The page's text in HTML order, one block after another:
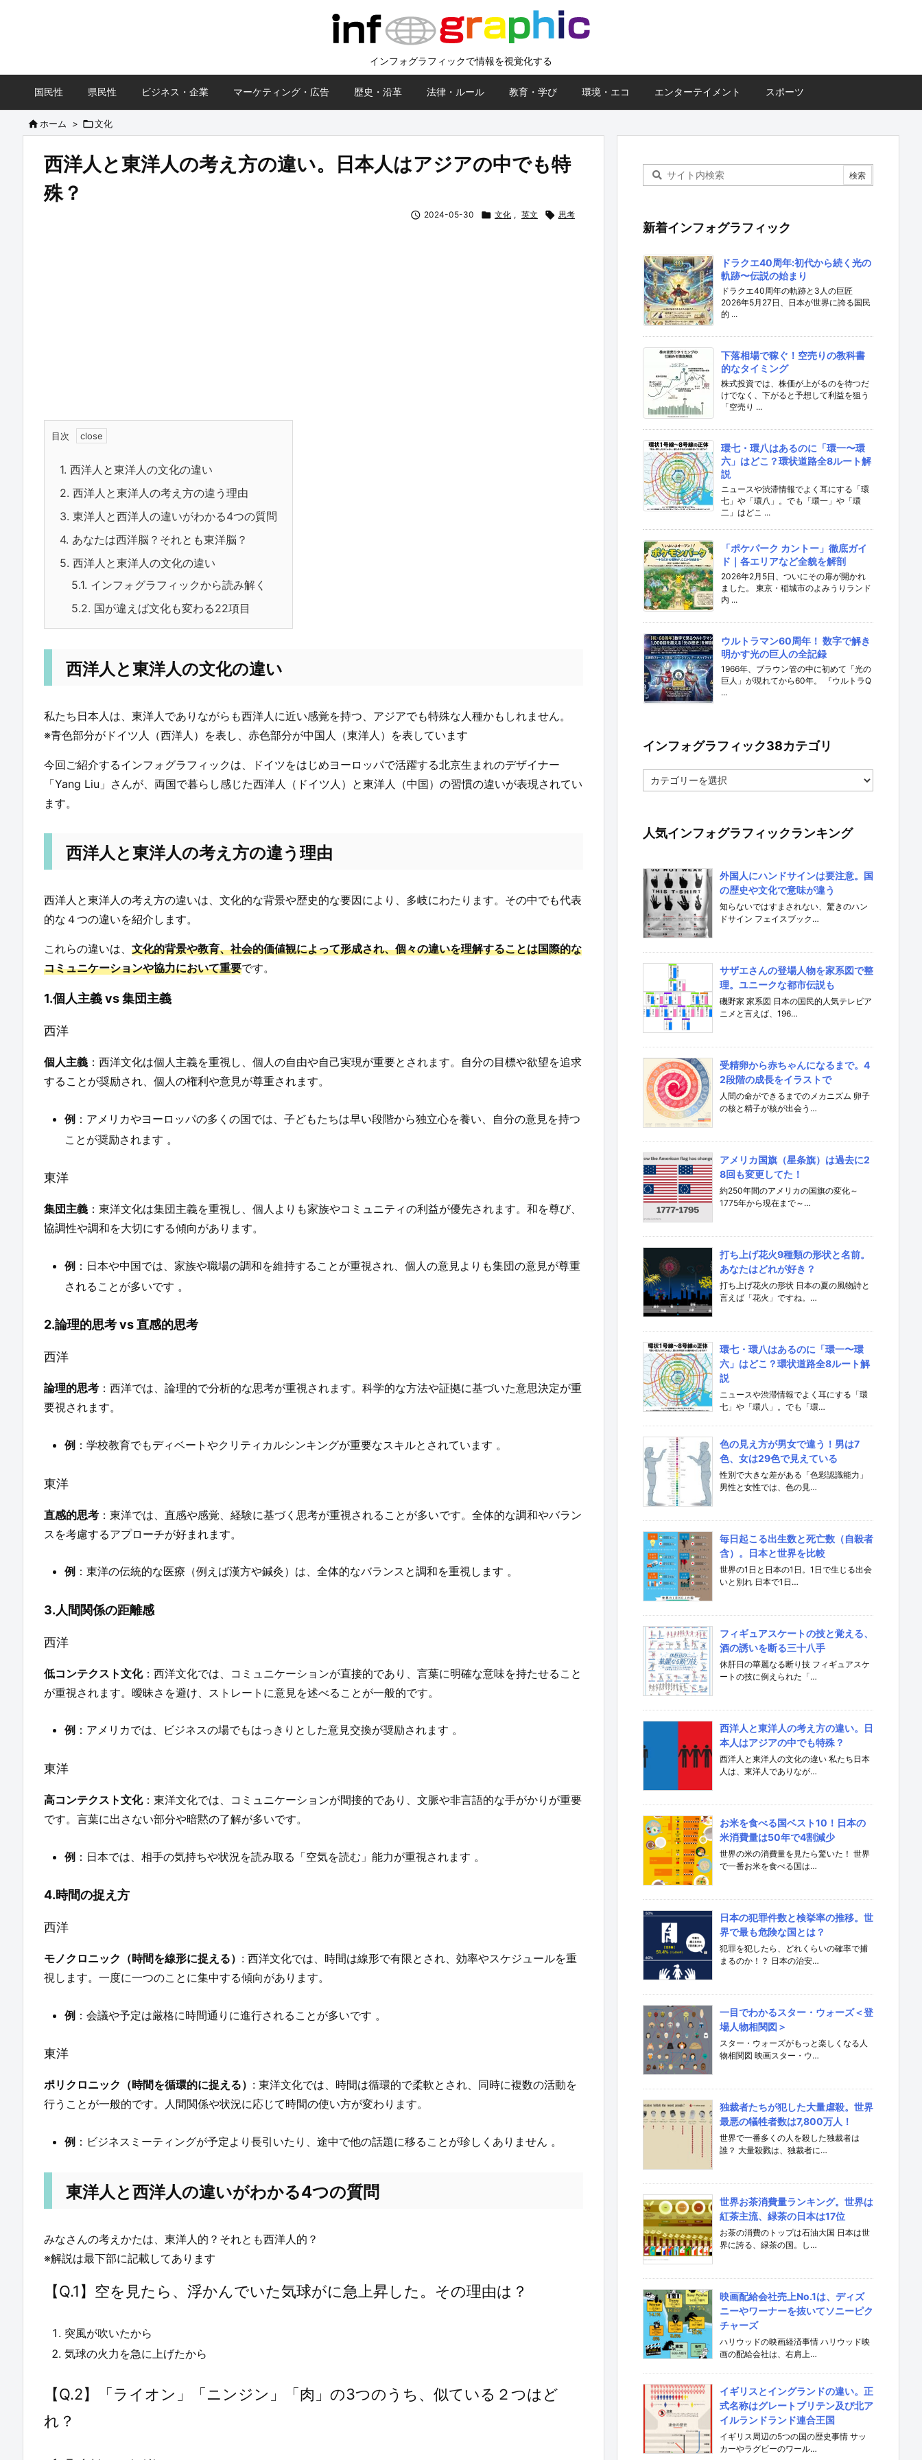
インフォグラフィックで情報を視覚化する
国民性 県民性 ビジネス・企業 マーケティング・広告 歴史・沿革 法律・ルール 教育・学び 環境・エコ エンターテイメント スポーツ
ホーム > 文化
西洋人と東洋人の考え方の違い。日本人はアジアの中でも特
殊？
 2024-05-30  文化 , 英文  思考
目次
1. 西洋人と東洋人の文化の違い
2. 西洋人と東洋人の考え方の違う理由
3. 東洋人と西洋人の違いがわかる4つの質問
4. あなたは西洋脳？それとも東洋脳？
5. 西洋人と東洋人の文化の違い
5.1. インフォグラフィックから読み解く
5.2. 国が違えば文化も変わる22項目
西洋人と東洋人の文化の違い
私たち日本人は、東洋人でありながらも西洋人に近い感覚を持つ、アジアでも特殊な人種かもしれません。
※青色部分がドイツ人（西洋人）を表し、赤色部分が中国人（東洋人）を表しています
今回ご紹介するインフォグラフィックは、ドイツをはじめヨーロッパで活躍する北京生まれのデザイナー
「Yang Liu」さんが、両国で暮らし感じた西洋人（ドイツ人）と東洋人（中国）の習慣の違いが表現されてい
ます。
西洋人と東洋人の考え方の違う理由
西洋人と東洋人の考え方の違いは、文化的な背景や歴史的な要因により、多岐にわたります。その中でも代表
的な４つの違いを紹介します。
これらの違いは、 文化的背景や教育、社会的価値観によって形成され、個々の違いを理解することは国際的な
コミュニケーションや協力において重要です。
1.個人主義 vs 集団主義
西洋
個人主義 ：西洋文化は個人主義を重視し、個人の自由や自己実現が重要とされます。自分の目標や欲望を追求
することが奨励され、個人の権利や意見が尊重されます。
例 ：アメリカやヨーロッパの多くの国では、子どもたちは早い段階から独立心を養い、自分の意見を持つ
ことが奨励されます 。
東洋
集団主義 ：東洋文化は集団主義を重視し、個人よりも家族やコミュニティの利益が優先されます。和を尊び、
協調性や調和を大切にする傾向があります。
例 ：日本や中国では、家族や職場の調和を維持することが重視され、個人の意見よりも集団の意見が尊重
されることが多いです 。
2.論理的思考 vs 直感的思考
西洋
論理的思考 ：西洋では、論理的で分析的な思考が重視されます。科学的な方法や証拠に基づいた意思決定が重
要視されます。
例 ：学校教育でもディベートやクリティカルシンキングが重要なスキルとされています 。
東洋
直感的思考 ：東洋では、直感や感覚、経験に基づく思考が重視されることが多いです。全体的な調和やバラン
スを考慮するアプローチが好まれます。
例 ：東洋の伝統的な医療（例えば漢方や鍼灸）は、全体的なバランスと調和を重視します 。
3.人間関係の距離感
西洋
低コンテクスト文化：西洋文化では、コミュニケーションが直接的であり、言葉に明確な意味を持たせること
が重視されます。曖昧さを避け、ストレートに意見を述べることが一般的です。
例 ：アメリカでは、ビジネスの場でもはっきりとした意見交換が奨励されます 。
東洋
高コンテクスト文化：東洋文化では、コミュニケーションが間接的であり、文脈や非言語的な手がかりが重要
です。言葉に出さない部分や暗黙の了解が多いです。
例 ：日本では、相手の気持ちや状況を読み取る「空気を読む」能力が重視されます 。
4.時間の捉え方
西洋
モノクロニック（時間を線形に捉える） : 西洋文化では、時間は線形で有限とされ、効率やスケジュールを重
視します。一度に一つのことに集中する傾向があります。
例 ：会議や予定は厳格に時間通りに進行されることが多いです 。
東洋
ポリクロニック（時間を循環的に捉える） : 東洋文化では、時間は循環的で柔軟とされ、同時に複数の活動を
行うことが一般的です。人間関係や状況に応じて時間の使い方が変わります。
例 ：ビジネスミーティングが予定より長引いたり、途中で他の話題に移ることが珍しくありません 。
東洋人と西洋人の違いがわかる4つの質問
みなさんの考えかたは、東洋人的？それとも西洋人的？
※解説は最下部に記載してあります
【Q.1】空を見たら、浮かんでいた気球がに急上昇した。その理由は？
突風が吹いたから
気球の火力を急に上げたから
【Q.2】「ライオン」「ニンジン」「肉」の3つのうち、似ている２つはど
れ？
新着インフォグラフィック
ドラクエ40周年:初代から続く光の
軌跡〜伝説の始まり
ドラクエ40周年の軌跡と3人の巨匠
2026年5月27日、日本が世界に誇る国民
的 ...
下落相場で稼ぐ！空売りの教科書
的なタイミング
株式投資では、株価が上がるのを待つだ
けでなく、下がると予想して利益を狙う
「空売り ...
環七・環八はあるのに「環一〜環
六」はどこ？環状道路全8ルート解
説
ニュースや渋滞情報でよく耳にする「環
七」や「環八」。でも「環一」や「環
二」はどこ ...
「ポケパーク カントー」徹底ガイ
ド｜各エリアなど全貌を解剖
2026年2月5日、ついにその扉が開かれ
ました。 東京・稲城市のよみうりランド
内 ...
ウルトラマン60周年！ 数字で解き
明かす光の巨人の全記録
1966年、ブラウン管の中に初めて「光の
巨人」が現れてから60年。 『ウルトラQ
...
インフォグラフィック38カテゴリ
ン
グ
ラ
ィ
ッ
ク
8
カ
テ
ゴ
人気インフォグラフィックランキング
外国人にハンドサインは要注意。国
の歴史や文化で意味が違う
知らないではすまされない、驚きのハン
ドサイン フェイスブック…
サザエさんの登場人物を家系図で整
理。ユニークな都市伝説も
磯野家 家系図 日本の国民的人気テレビア
ニメと言えば、196…
受精卵から赤ちゃんになるまで。4
2段階の成長をイラストで
人間の命ができるまでのメカニズム 卵子
の核と精子が核が出会う…
アメリカ国旗（星条旗）は過去に2
8回も変更してた！
約250年間のアメリカの国旗の変化～
1775年から現在まで～…
打ち上げ花火9種類の形状と名前。
あなたはどれが好き？
打ち上げ花火の形状 日本の夏の風物詩と
言えば「花火」ですね。…
環七・環八はあるのに「環一〜環
六」はどこ？環状道路全8ルート解
説
ニュースや渋滞情報でよく耳にする「環
七」や「環八」。でも「環…
色の見え方が男女で違う！男は7
色、女は29色で見えている
性別で大きな差がある「色彩認識能力」
男性と女性では、色の見…
毎日起こる出生数と死亡数（自殺者
含）。日本と世界を比較
世界の1日と日本の1日。1日で生じる出会
いと別れ 日本で1日…
フィギュアスケートの技と覚える、
酒の誘いを断る三十八手
休肝日の華麗なる断り技 フィギュアスケ
ートの技に例えられた「…
西洋人と東洋人の考え方の違い。日
本人はアジアの中でも特殊？
西洋人と東洋人の文化の違い 私たち日本
人は、東洋人でありなが…
お米を食べる国ベスト10！日本の
米消費量は50年で4割減少
世界の米の消費量を見たら驚いた！ 世界
で一番お米を食べる国は…
日本の犯罪件数と検挙率の推移。世
界で最も危険な国とは？
犯罪を犯したら、どれくらいの確率で捕
まるのか！？ 日本の治安…
一目でわかるスター・ウォーズ＜登
場人物相関図＞
スター・ウォーズがもっと楽しくなる人
物相関図 映画スター・ウ…
独裁者たちが犯した大量虐殺。世界
最悪の犠牲者数は7,800万人！
世界で一番多くの人を殺した独裁者は
誰？ 大量殺戮は、独裁者に…
世界お茶消費量ランキング。世界は
紅茶主流、緑茶の日本は17位
お茶の消費のトップは石油大国 日本は世
界に誇る、緑茶の国。し…
映画配給会社売上No.1は、ディズ
ニーやワーナーを抜いてソニーピク
チャーズ
ハリウッドの映画経済事情 ハリウッド映
画の配給会社は、右肩上…
イギリスとイングランドの違い。正
式名称はグレートブリテン及び北ア
イルランドランド連合王国
イギリス周辺の5つの国の歴史事情 サッ
カーやラグビーのワール…